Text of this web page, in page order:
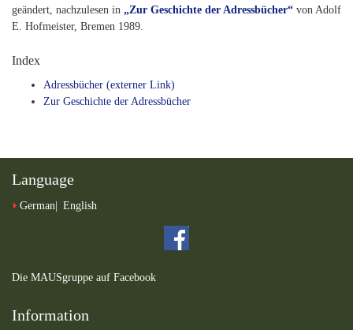
geändert, nachzulesen in „Zur Geschichte der Adressbücher“ von Adolf
E. Hofmeister, Bremen 1989.
Index
Adressbücher (externer Link)
Zur Geschichte der Adressbücher
Language
German English
Die MAUSgruppe auf Facebook
Information